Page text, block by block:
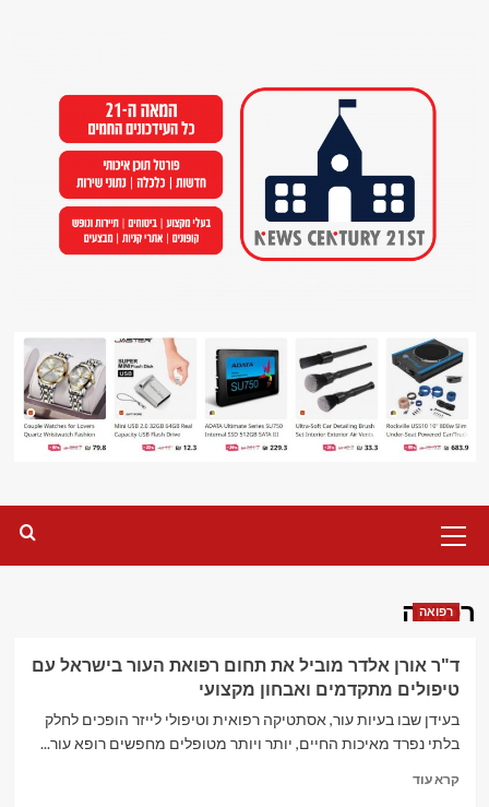
Menu
רפואה
רפואה
ד"ר אורן אלדר מוביל את תחום רפואת העור בישראל עם
טיפולים מתקדמים ואבחון מקצועי
בעידן שבו בעיות עור, אסתטיקה רפואית וטיפולי לייזר הופכים לחלק
בלתי נפרד מאיכות החיים, יותר ויותר מטופלים מחפשים רופא עור...
קרא עודRead